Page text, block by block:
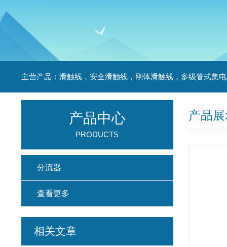
产品
产品中心
PRODUCTS
分流器
查看更多
相关文章